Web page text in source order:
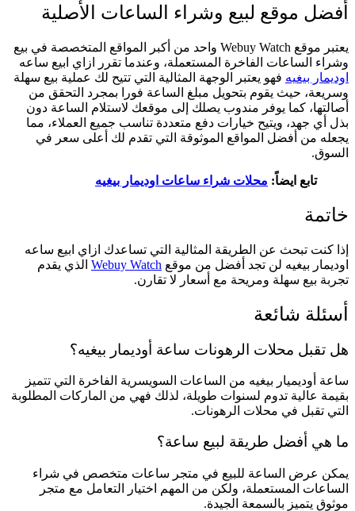
أفضل موقع لبيع وشراء الساعات الأصلية
يعتبر موقع Webuy Watch واحد من أكبر المواقع المتخصصة في بيع
وشراء الساعات الفاخرة المستعملة، وعندما تقرر ازاي ابيع ساعه
اوديمار بيغيه فهو يعتبر الوجهة المثالية التي تتيح لك عملية بيع سهلة
وسريعة، حيث يقوم بتحويل مبلغ الساعة فورا بمجرد التحقق من
أصالتها، كما يوفر مندوب يصلك إلى موقعك لاستلام الساعة دون
بذل أي جهد، ويتيح خيارات دفع متعددة تناسب جميع العملاء، مما
يجعله من أفضل المواقع الموثوقة التي تقدم لك أعلى سعر في
السوق.
تابع ايضاً: محلات شراء ساعات اوديمار بيغيه
خاتمة
إذا كنت تبحث عن الطريقة المثالية التي تساعدك ازاي ابيع ساعه
اوديمار بيغيه لن تجد أفضل من موقع Webuy Watch الذي يقدم
تجربة بيع سهلة ومريحة مع أسعار لا تقارن.
أسئلة شائعة
هل تقبل محلات الرهونات ساعة أوديمار بيغيه؟
ساعة أوديميار بيغيه من الساعات السويسرية الفاخرة التي تتميز
بقيمة عالية تدوم لسنوات طويلة، لذلك فهي من الماركات المطلوبة
التي تقبل في محلات الرهونات.
ما هي أفضل طريقة لبيع ساعة؟
يمكن عرض الساعة للبيع في متجر ساعات متخصص في شراء
الساعات المستعملة، ولكن من المهم اختيار التعامل مع متجر
موثوق يتميز بالسمعة الجيدة.